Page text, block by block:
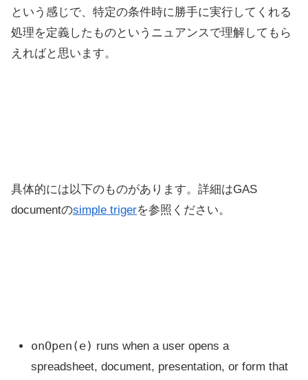
という感じで、特定の条件時に勝手に実行してくれる
処理を定義したものというニュアンスで理解してもら
えればと思います。
具体的には以下のものがあります。詳細はGAS
documentのsimple trigerを参照ください。
onOpen(e) runs when a user opens a
spreadsheet, document, presentation, or form that